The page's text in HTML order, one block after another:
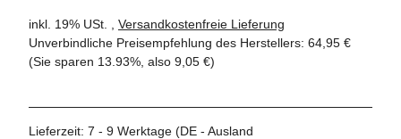
inkl. 19% USt. , Versandkostenfreie Lieferung
Unverbindliche Preisempfehlung des Herstellers: 64,95 €
(Sie sparen 13.93% , also 9,05 €)
Lieferzeit: 7 - 9 Werktage (DE - Ausland